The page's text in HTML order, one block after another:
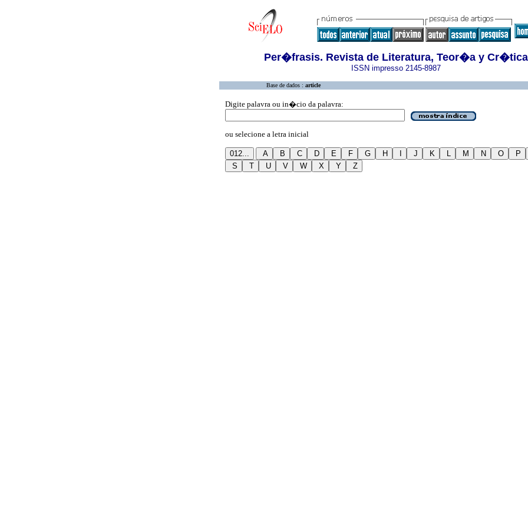
Per�frasis. Revista de Literatura, Teor�a y Cr�tica
ISSN impresso 2145-8987
Base de dados : article
Digite palavra ou in�cio da palavra:
ou selecione a letra inicial